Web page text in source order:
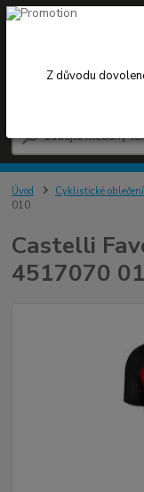
+420 608 030 119
Úvod Cyklistické oblečení
010
Castelli
4517070
Z důvodu